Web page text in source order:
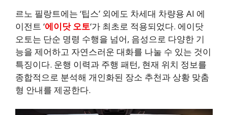
르노 필랑트에는 ‘팁스’ 외에도 차세대 차량용 AI 에
이전트 ‘에이닷 오토‘가 최초로 적용되었다. 에이닷
오토는 단순 명령 수행을 넘어, 음성으로 다양한 기
능을 제어하고 자연스러운 대화를 나눌 수 있는 것이
특징이다. 운행 이력과 주행 패턴, 현재 위치 정보를
종합적으로 분석해 개인화된 장소 추천과 상황 맞춤
형 안내를 제공한다.